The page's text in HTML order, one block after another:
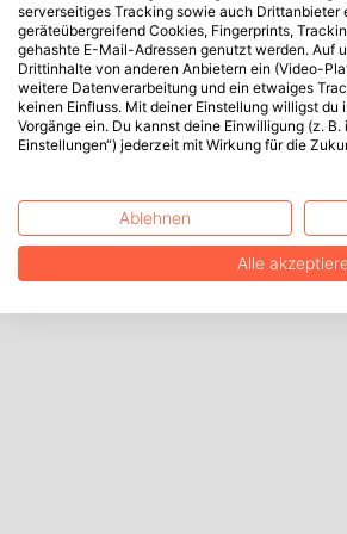
serverseitiges Tracking sowie auch Drittanbieter
geräteübergreifend Cookies, Fingerprints,
gehashte E-Mail-Adressen genutzt werden. Auf
Drittinhalte von anderen Anbietern ein (Video-
weitere Datenverarbeitung und ein etwaiges
keinen Einfluss. Mit deiner Einstellung willigst du
Vorgänge ein. Du kannst deine Einwilligung (z.
Einstellungen“) jederzeit mit Wirkung für die
Ablehnen
Alle